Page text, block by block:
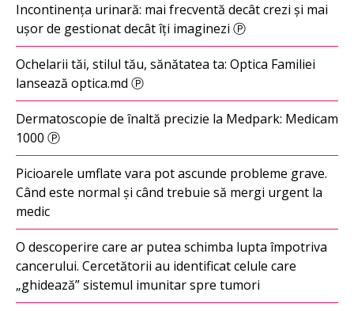
Incontinența urinară: mai frecventă decât crezi și mai
ușor de gestionat decât îți imaginezi Ⓟ
Ochelarii tăi, stilul tău, sănătatea ta: Optica Familiei
lansează optica.md Ⓟ
Dermatoscopie de înaltă precizie la Medpark: Medicam
1000 Ⓟ
Picioarele umflate vara pot ascunde probleme grave.
Când este normal și când trebuie să mergi urgent la
medic
O descoperire care ar putea schimba lupta împotriva
cancerului. Cercetătorii au identificat celule care
„ghidează” sistemul imunitar spre tumori